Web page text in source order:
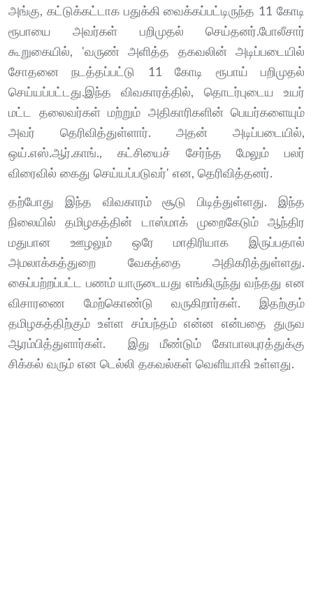
அங்கு, கட்டுக்கட்டாக பதுக்கி வைக்கப்பட்டிருந்த 11 கோடி
ரூபாயை அவர்கள் பறிமுதல் செய்தனர்.போலீசார்
கூறுகையில், 'வருண் அளித்த தகவலின் அடிப்படையில்
சோதனை நடத்தப்பட்டு 11 கோடி ரூபாய் பறிமுதல்
செய்யப்பட்டது.இந்த விவகாரத்தில், தொடர்புடைய உயர்
மட்ட தலைவர்கள் மற்றும் அதிகாரிகளின் பெயர்களையும்
அவர் தெரிவித்துள்ளார். அதன் அடிப்படையில்,
ஒய்.எஸ்.ஆர்.காங்., கட்சியைச் சேர்ந்த மேலும் பலர்
விரைவில் கைது செய்யப்படுவர்' என, தெரிவித்தனர்.
தற்போது இந்த விவகாரம் சூடு பிடித்துள்ளது. இந்த
நிலையில் தமிழகத்தின் டாஸ்மாக் முறைகேடும் ஆந்திர
மதுபான ஊழலும் ஒரே மாதிரியாக இருப்பதால்
அமலாக்கத்துறை வேகத்தை அதிகரித்துள்ளது.
கைப்பற்றப்பட்ட பணம் யாருடையது எங்கிருந்து வந்தது என
விசாரணை மேற்கொண்டு வருகிறார்கள். இதற்கும்
தமிழகத்திற்கும் உள்ள சம்பந்தம் என்ன என்பதை துருவ
ஆரம்பித்துளார்கள். இது மீண்டும் கோபாலபுரத்துக்கு
சிக்கல் வரும் என டெல்லி தகவல்கள் வெளியாகி உள்ளது.